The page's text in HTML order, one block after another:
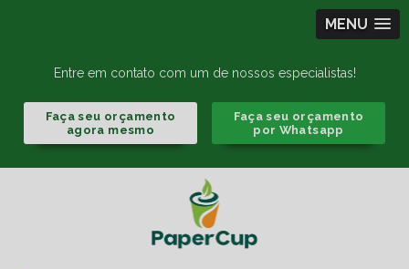
MENU
Entre em contato com um de nossos especialistas!
Faça seu orçamento
agora mesmo
Faça seu orçamento
por Whatsapp